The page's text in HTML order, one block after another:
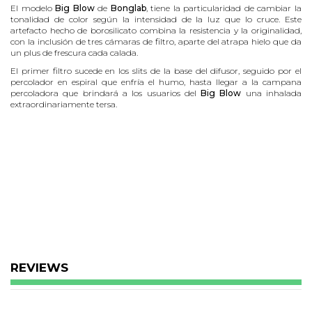
El modeloBig Blowde Bonglab, tiene la particularidad de cambiar la
tonalidad de color según la intensidad de la luz que lo cruce. Este
artefacto hecho de borosilicato combina la resistencia y la originalidad,
con la inclusión de tres cámaras de filtro, aparte del atrapa hielo que da
un plus de frescura cada calada.
El primer filtro sucede en los slits de la base del difusor, seguido por el
percolador en espiral que enfría el humo, hasta llegar a la campana
percoladora que brindará a los usuarios delBig Blow una inhalada
extraordinariamente tersa.
REVIEWS